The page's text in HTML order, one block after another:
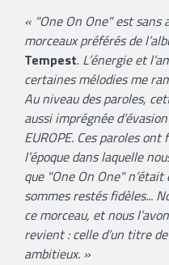
« "One On One" est sans
morceaux préférés de
Tempest. L’énergie et
certaines mélodies me
Au niveau des paroles,
aussi imprégnée
EUROPE. Ces paroles
l’époque dans laquelle
que "One On One" n’était
sommes restés fidèles...
ce morceau, et nous
revient : celle d’un titre
ambitieux. »